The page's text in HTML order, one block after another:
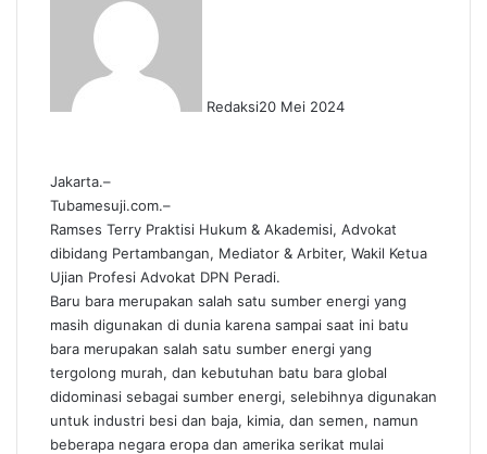
Redaksi20 Mei 2024
Jakarta.–
Tubamesuji.com.–
Ramses Terry Praktisi Hukum & Akademisi, Advokat
dibidang Pertambangan, Mediator & Arbiter, Wakil Ketua
Ujian Profesi Advokat DPN Peradi.
Baru bara merupakan salah satu sumber energi yang
masih digunakan di dunia karena sampai saat ini batu
bara merupakan salah satu sumber energi yang
tergolong murah, dan kebutuhan batu bara global
didominasi sebagai sumber energi, selebihnya digunakan
untuk industri besi dan baja, kimia, dan semen, namun
beberapa negara eropa dan amerika serikat mulai